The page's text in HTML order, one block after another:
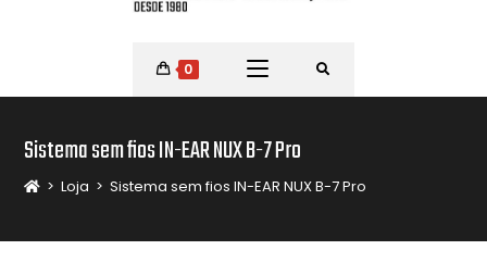
0
Sistema sem fios IN-EAR NUX B-7 Pro
> Loja > Sistema sem fios IN-EAR NUX B-7 Pro